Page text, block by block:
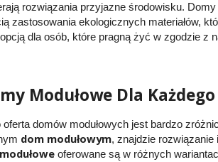
rozwiązania przyjazne środowisku.
zastosowania ekologicznych materiałów,
dla osób, które pragną żyć w zgodzie z
Modułowe Dla Każdego
domów modułowych jest bardzo
dom modułowym, znajdzie rozwiązanie
oferowane są w różnych